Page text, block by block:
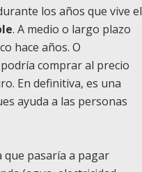
los años que vive el
. A medio o largo plazo
hace años. O
comprar al precio
En definitiva, es una
ayuda a las personas
que pasaría a pagar